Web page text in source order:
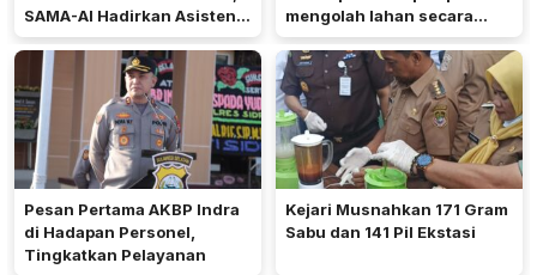
SAMA-AI Hadirkan Asisten
Gizi Berbasis AI
mengolah lahan secara
optimal meski di tengah
keterbatasan air.
Pesan Pertama AKBP Indra
di Hadapan Personel,
Tingkatkan Pelayanan
Kejari Musnahkan 171 Gram
Sabu dan 141 Pil Ekstasi